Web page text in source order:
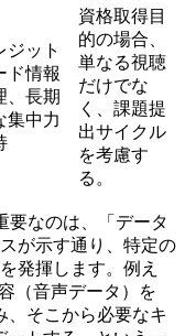
ジット
ド情報
、長期
集中力
資格取得目
的の場合、
単なる視聴
だけでな
く、課題提
出サイクル
を考慮す
る。
要なのは、「データ
が示す通り、特定の
発揮します。例え
（音声データ）を
、そこから必要なキ